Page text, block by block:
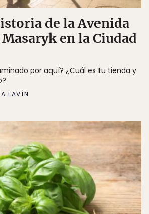
de la Avenida
en la Ciudad
por aquí? ¿Cuál es tu tienda y
LAVÍN